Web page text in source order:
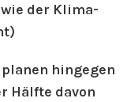
der Klima-
hingegen
Hälfte davon